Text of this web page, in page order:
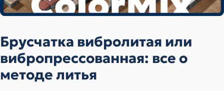
Брусчатка вибролитая или
вибропрессованная: все о
методе литья